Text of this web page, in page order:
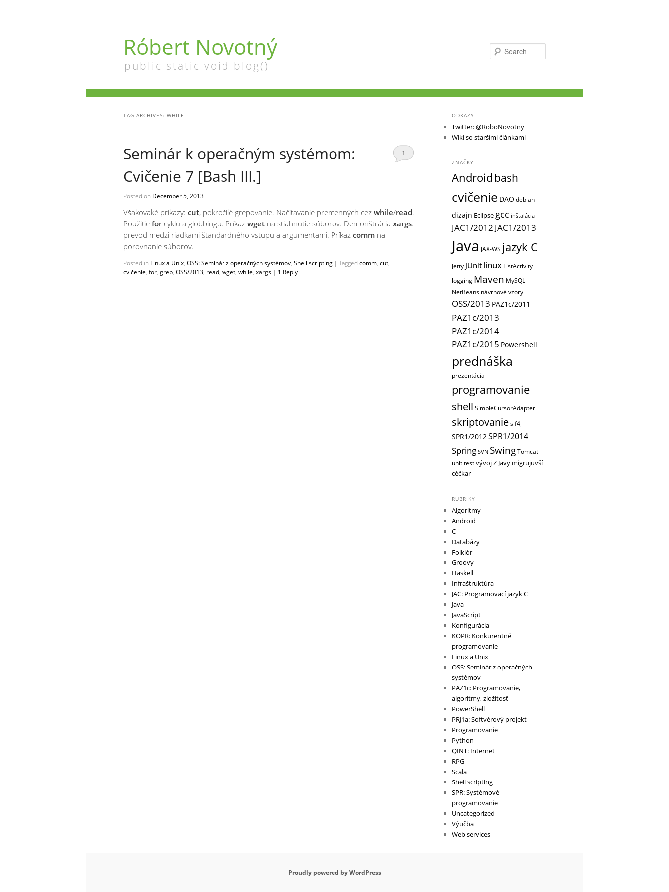
Róbert Novotný
public static void blog()
TAG ARCHIVES: WHILE
Seminár k operačným systémom:
Cvičenie 7 [Bash III.]
Posted on December 5, 2013
1
Všakovaké príkazy: cut, pokročilé grepovanie. Načítavanie premenných cez while/read.
Použitie forcyklu a globbingu. Príkaz wget na stiahnutie súborov. Demonštrácia xargs:
prevod medzi riadkami štandardného vstupu a argumentami. Príkaz comm na
porovnanie súborov.
Posted in Linux a Unix, OSS: Seminár z operačných systémov, Shell scripting | Tagged comm, cut,
cvičenie, for, grep, OSS/2013, read, wget, while, xargs | 1 Reply
ODKAZY
Twitter: @RoboNovotny
Wiki so staršími článkami
ZNAČKY
Androidbash
cvičenie DAO debian
dizajn Eclipse gcc inštalácia
JAC1/2012 JAC1/2013
Java JAX-WS jazyk C
Jetty JUnit linux ListActivity
logging Maven MySQL
NetBeans návrhové vzory
OSS/2013 PAZ1c/2011
PAZ1c/2013
PAZ1c/2014
PAZ1c/2015 Powershell
prednáška
prezentácia
programovanie
shell SimpleCursorAdapter
skriptovanieslf4j
SPR1/2012SPR1/2014
Spring SVN SwingTomcat
unit testvývojZ Javy migrujuvší
céčkar
RUBRIKY
Algoritmy
Android
C
Databázy
Folklór
Groovy
Haskell
Infraštruktúra
JAC: Programovací jazyk C
Java
JavaScript
Konfigurácia
KOPR: Konkurentné
programovanie
Linux a Unix
OSS: Seminár z operačných
systémov
PAZ1c: Programovanie,
algoritmy, zložitosť
PowerShell
PRJ1a: Softvérový projekt
Programovanie
Python
QINT: Internet
RPG
Scala
Shell scripting
SPR: Systémové
programovanie
Uncategorized
Výučba
Web services
Proudly powered by WordPress